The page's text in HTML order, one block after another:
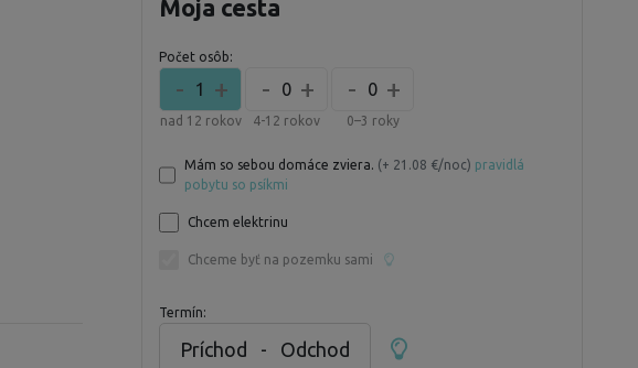
Moja cesta
Počet osôb:
- +
1
nad 12 rokov
- +
0
4-12 rokov
- +
0
0–3 roky
Mám so sebou domáce zviera. (+ 21.08 €/noc) pravidlá
pobytu so psíkmi
Chcem elektrinu
Chceme byť na pozemku sami
Termín:
Príchod - Odchod